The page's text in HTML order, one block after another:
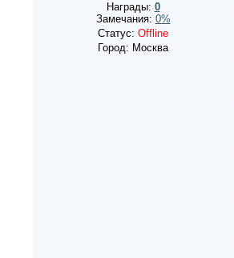
Награды: 0
Замечания: 0%
Статус: Offline
Город: Москва